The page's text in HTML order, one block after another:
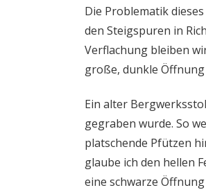
Die Problematik
den Steigspuren in
Verflachung bleiben
große, dunkle
Ein alter
gegraben wurde. So
platschende Pfützen
glaube ich den hellen
eine schwarze